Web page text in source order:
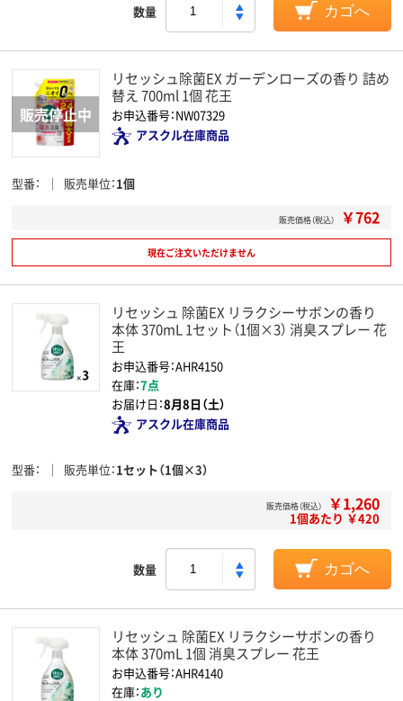
数量 カゴへ
リセッシュ除菌EX ガーデンローズの香り 詰め
替え 700ml 1個 花王
お申込番号：NW07329
アスクル在庫商品
型番 販売単位 1個
販売価格（税込） ￥762
現在ご注文いただけません
リセッシュ 除菌EX リラクシーサボンの香り
本体 370mL 1セット（1個×3） 消臭スプレー 花
王
お申込番号：AHR4150
在庫：7点
お届け日：8月8日（土）
アスクル在庫商品
型番 販売単位 1セット（1個×3）
販売価格（税込） ￥1,260
1個あたり ￥420
数量 カゴへ
リセッシュ 除菌EX リラクシーサボンの香り
本体 370mL 1個 消臭スプレー 花王
お申込番号：AHR4140
在庫：あり